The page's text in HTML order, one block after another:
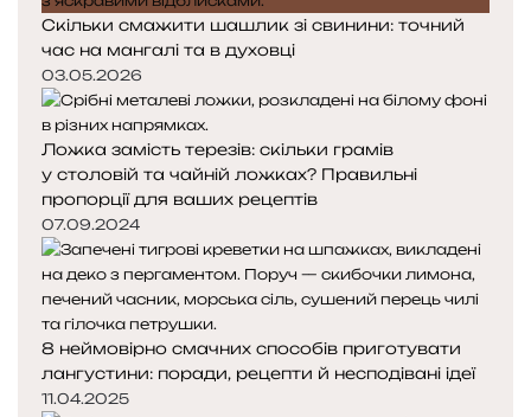
Скільки смажити шашлик зі свинини: точний
час на мангалі та в духовці
03.05.2026
Ложка замість терезів: скільки грамів
у столовій та чайній ложках? Правильні
пропорції для ваших рецептів
07.09.2024
8 неймовірно смачних способів приготувати
лангустини: поради, рецепти й несподівані ідеї
11.04.2025